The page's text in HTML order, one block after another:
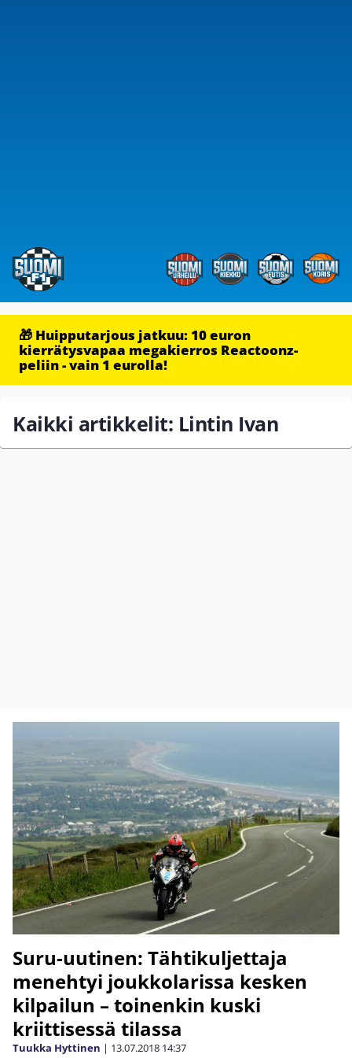
🎁 Huipputarjous jatkuu: 10 euron
kierrätysvapaa megakierros Reactoonz-
peliin - vain 1 eurolla!
Kaikki artikkelit: Lintin Ivan
Suru-uutinen: Tähtikuljettaja
menehtyi joukkolarissa kesken
kilpailun – toinenkin kuski
kriittisessä tilassa
Tuukka Hyttinen | 13.07.2018 14:37